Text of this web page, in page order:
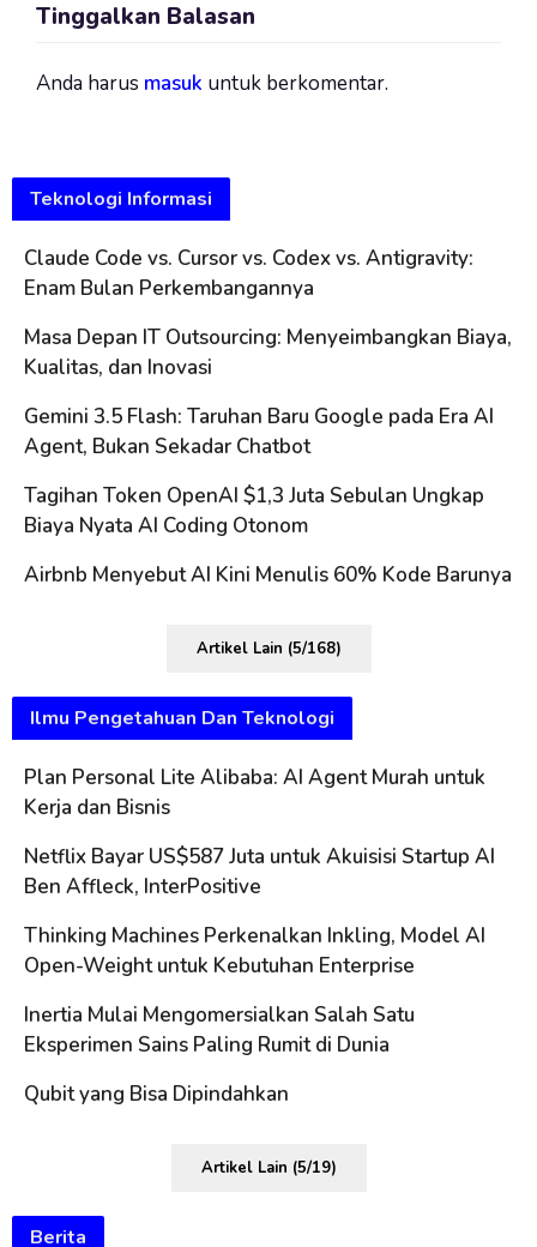
Tinggalkan Balasan
Anda harus masuk untuk berkomentar.
Teknologi Informasi
Claude Code vs. Cursor vs. Codex vs. Antigravity:
Enam Bulan Perkembangannya
Masa Depan IT Outsourcing: Menyeimbangkan Biaya,
Kualitas, dan Inovasi
Gemini 3.5 Flash: Taruhan Baru Google pada Era AI
Agent, Bukan Sekadar Chatbot
Tagihan Token OpenAI $1,3 Juta Sebulan Ungkap
Biaya Nyata AI Coding Otonom
Airbnb Menyebut AI Kini Menulis 60% Kode Barunya
Artikel Lain (5/168)
Ilmu Pengetahuan Dan Teknologi
Plan Personal Lite Alibaba: AI Agent Murah untuk
Kerja dan Bisnis
Netflix Bayar US$587 Juta untuk Akuisisi Startup AI
Ben Affleck, InterPositive
Thinking Machines Perkenalkan Inkling, Model AI
Open-Weight untuk Kebutuhan Enterprise
Inertia Mulai Mengomersialkan Salah Satu
Eksperimen Sains Paling Rumit di Dunia
Qubit yang Bisa Dipindahkan
Artikel Lain (5/19)
Berita